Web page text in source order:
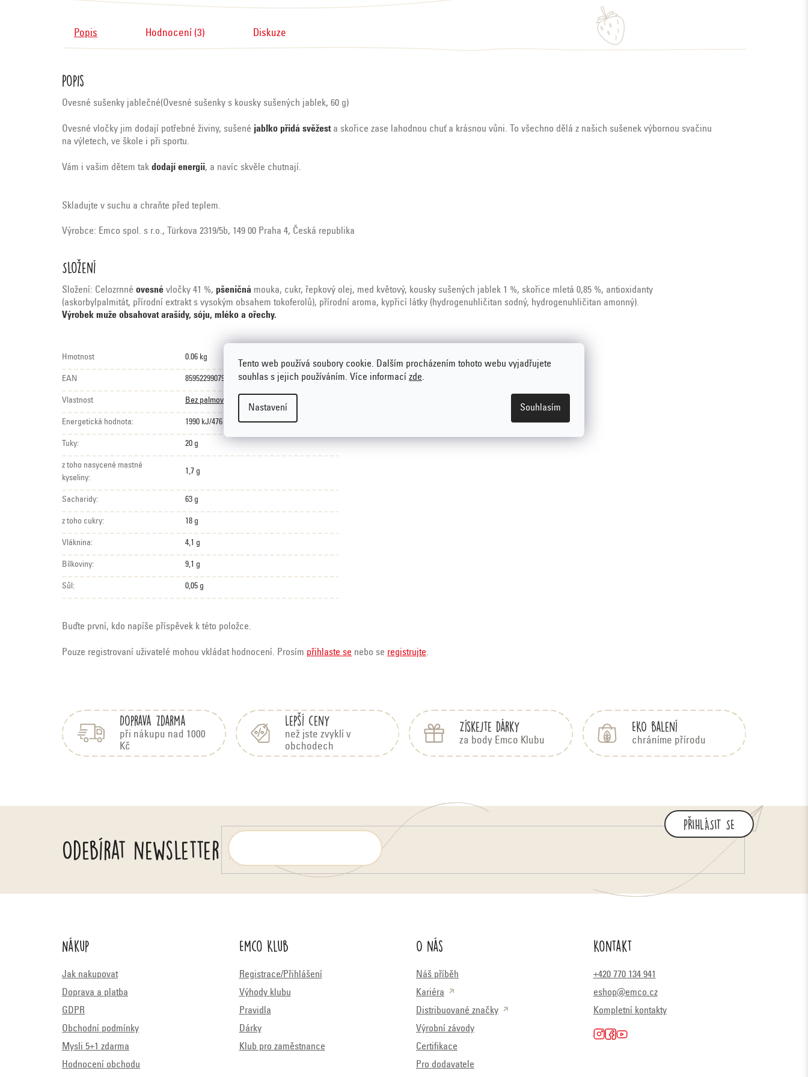
Tento web používá soubory cookie. Dalším procházením tohoto webu vyjadřujete
souhlas s jejich používáním. Více informací zde.
Nastavení Souhlasím
Popis Hodnocení (3) Diskuze
Popis
Ovesné sušenky jablečné(Ovesné sušenky s kousky sušených jablek, 60 g)
Ovesné vločky jim dodají potřebné živiny, sušené jablko přidá svěžest a skořice zase lahodnou chuť a krásnou vůni. To všechno dělá z našich sušenek výbornou svačinu
na výletech, ve škole i při sportu.
Vám i vašim dětem tak dodají energii, a navíc skvěle chutnají.
Skladujte v suchu a chraňte před teplem.
Výrobce: Emco spol. s r.o., Türkova 2319/5b, 149 00 Praha 4, Česká republika
Složení
Složení: Celozrnné ovesné vločky 41 %, pšeničná mouka, cukr, řepkový olej, med květový, kousky sušených jablek 1 %, skořice mletá 0,85 %, antioxidanty
(askorbylpalmitát, přírodní extrakt s vysokým obsahem tokoferolů), přírodní aroma, kypřicí látky (hydrogenuhličitan sodný, hydrogenuhličitan amonný).
Výrobek muže obsahovat arašídy, sóju, mléko a ořechy.
Hmotnost 0.06 kg
EAN 8595229907930
Vlastnost Bez palmového tuku
Energetická hodnota: 1990 kJ/476 kcal
Tuky: 20 g
z toho nasycené mastné
kyseliny:
1,7 g
Sacharidy: 63 g
z toho cukry: 18 g
Vláknina: 4,1 g
Bílkoviny: 9,1 g
Sůl: 0,05 g
Buďte první, kdo napíše příspěvek k této položce.
Pouze registrovaní uživatelé mohou vkládat hodnocení. Prosím přihlaste se nebo se registrujte.
ý
p
i
d
o
c
n
Doprava zdarma
při nákupu nad 1000
Kč
Lepší ceny
než jste zvyklí v
obchodech
Získejte dárky
za body Emco Klubu
EKO balení
chráníme přírodu
Odebírat newsletter
PŘIHLÁSIT SE
Nákup
Jak nakupovat
Doprava a platba
GDPR
Obchodní podmínky
Mysli 5+1 zdarma
Hodnocení obchodu
Emco Klub
Registrace/Přihlášení
Výhody klubu
Pravidla
Dárky
Klub pro zaměstnance
O nás
Náš příběh
Kariéra
Distribuované značky
Výrobní závody
Certifikace
Pro dodavatele
Kontakt
+420 770 134 941
eshop@emco.cz
Kompletní kontakty